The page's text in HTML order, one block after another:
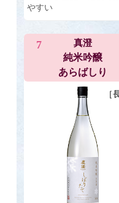
やすい
7 真澄
純米吟醸
あらばしり
［